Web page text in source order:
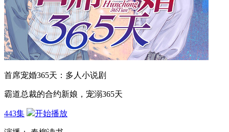
首席宠婚365天：多人小说剧
霸道总裁的合约新娘，宠溺365天
443集 开始播放